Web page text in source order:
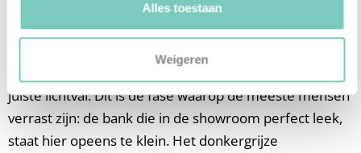
Alles toestaan
Weigeren
In de 3D fase worden materialen, kleuren en meubels
in de exacte ruimte geplaatst. Fotorealistisch, met de
juiste lichtval. Dit is de fase waarop de meeste mensen
verrast zijn: de bank die in de showroom perfect leek,
staat hier opeens te klein. Het donkergrijze